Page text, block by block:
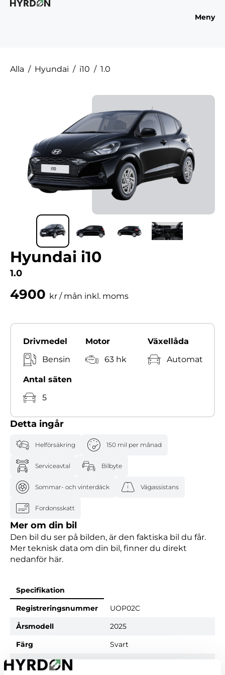
Meny
Alla Hyundai i10 1.0
Hyundai i10
1.0
4900 kr / mån inkl. moms
Drivmedel
Bensin
Motor
63 hk
Växellåda
Automat
Antal säten
5
Detta ingår
Helförsäkring 150 mil per månad
Serviceavtal Bilbyte
Sommar- och vinterdäck Vägassistans
Fordonsskatt
Mer om din bil
Den bil du ser på bilden, är den faktiska bil du får.
Mer teknisk data om din bil, finner du direkt
nedanför här.
Specifikation
Registreringsnummer
UOP02C
Årsmodell
2025
Färg
Svart
Drivmedel